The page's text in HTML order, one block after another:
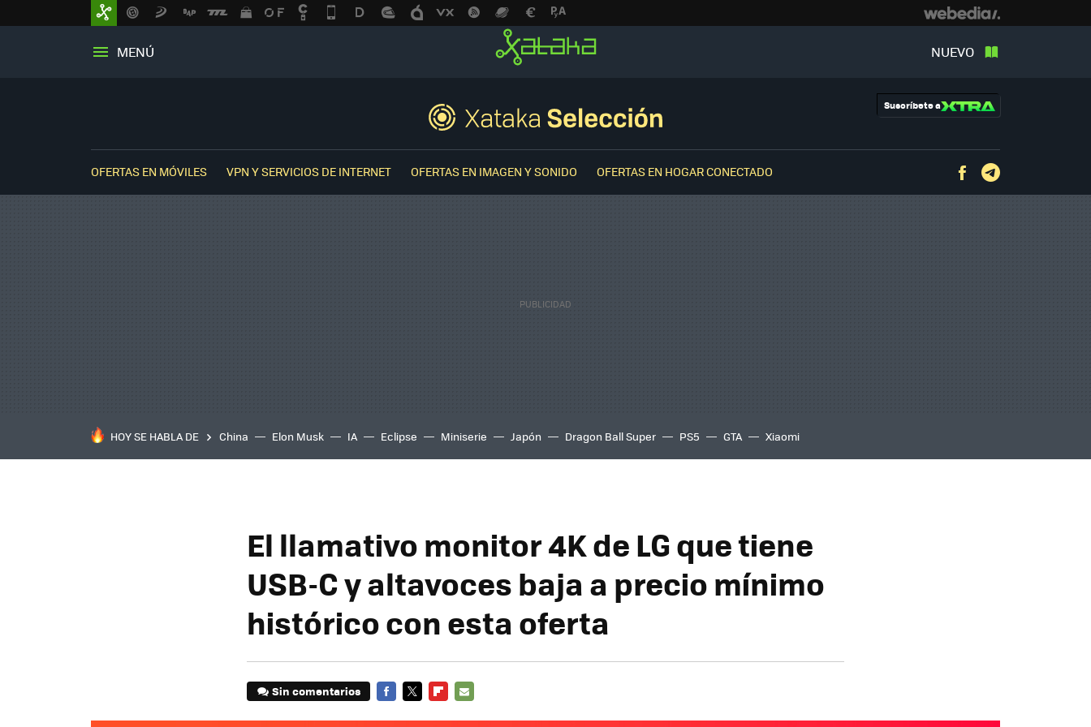
MENÚ NUEVO
Suscríbete a
OFERTAS EN MÓVILES VPN Y SERVICIOS DE INTERNET OFERTAS EN IMAGEN Y SONIDO OFERTAS EN HOGAR CONECTADO Facebook
HOY SE HABLA DE China Elon Musk IA Eclipse Miniserie Japón Dragon Ball Super PS5 GTA Xiaomi
El llamativo monitor 4K de LG que tiene
USB-C y altavoces baja a precio mínimo
histórico con esta oferta
Sin comentarios